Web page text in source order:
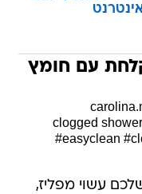
עם חומץ
clogged
#easyclean
עשוי מפליז,